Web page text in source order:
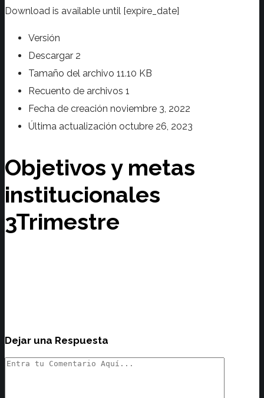
Download is available until [expire_date]
Versión
Descargar 2
Tamaño del archivo 11.10 KB
Recuento de archivos 1
Fecha de creación noviembre 3, 2022
Última actualización octubre 26, 2023
Objetivos y metas
institucionales
3Trimestre
Dejar una Respuesta